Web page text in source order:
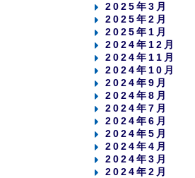
2025年3月
2025年2月
2025年1月
2024年12月
2024年11月
2024年10月
2024年9月
2024年8月
2024年7月
2024年6月
2024年5月
2024年4月
2024年3月
2024年2月